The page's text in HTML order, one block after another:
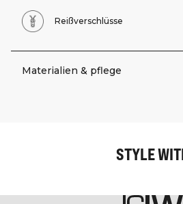
Reißverschlüsse
Materialien & pflege
STYLE